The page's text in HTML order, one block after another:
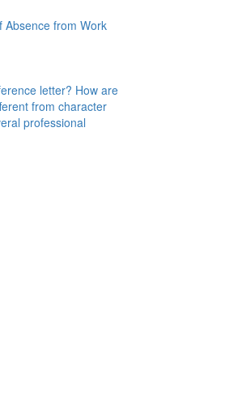
Absence from Work
letter? How are
from character
professional